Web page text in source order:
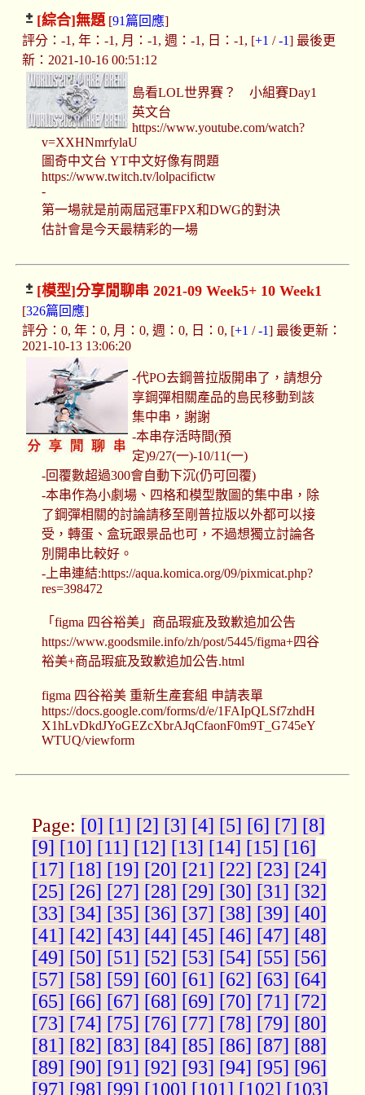
[綜合]無題[91篇回應]
評分：-1, 年：-1, 月：-1, 週：-1, 日：-1, [+1 /-1] 最後更
新：2021-10-16 00:51:12
島看LOL世界賽？ 小組賽Day1
英文台
https://www.youtube.com/watch?
v=XXHNmrfylaU
圖奇中文台 YT中文好像有問題
https://www.twitch.tv/lolpacifictw
-
第一場就是前兩屆冠軍FPX和DWG的對決
估計會是今天最精彩的一場
[模型]分享閒聊串 2021-09 Week5+ 10 Week1
[326篇回應]
評分：0, 年：0, 月：0, 週：0, 日：0, [+1 /-1] 最後更新：
2021-10-13 13:06:20
-代PO去鋼普拉版開串了，請想分
享鋼彈相關產品的島民移動到該
集中串，謝謝
-本串存活時間(預
定)9/27(一)-10/11(一)
-回覆數超過300會自動下沉(仍可回覆)
-本串作為小劇場、四格和模型散圖的集中串，除
了鋼彈相關的討論請移至剛普拉版以外都可以接
受，轉蛋、盒玩跟景品也可，不過想獨立討論各
別開串比較好。
-上串連結:https://aqua.komica.org/09/pixmicat.php?
res=398472
「figma 四谷裕美」商品瑕疵及致歉追加公告
https://www.goodsmile.info/zh/post/5445/figma+四谷
裕美+商品瑕疵及致歉追加公告.html
figma 四谷裕美 重新生產套組 申請表單
https://docs.google.com/forms/d/e/1FAIpQLSf7zhdH
X1hLvDkdJYoGEZcXbrAJqCfaonF0m9T_G745eY
WTUQ/viewform
Page: [0] [1] [2] [3] [4] [5] [6] [7] [8]
[9] [10] [11] [12] [13] [14] [15] [16]
[17] [18] [19] [20] [21] [22] [23] [24]
[25] [26] [27] [28] [29] [30] [31] [32]
[33] [34] [35] [36] [37] [38] [39] [40]
[41] [42] [43] [44] [45] [46] [47] [48]
[49] [50] [51] [52] [53] [54] [55] [56]
[57] [58] [59] [60] [61] [62] [63] [64]
[65] [66] [67] [68] [69] [70] [71] [72]
[73] [74] [75] [76] [77] [78] [79] [80]
[81] [82] [83] [84] [85] [86] [87] [88]
[89] [90] [91] [92] [93] [94] [95] [96]
[97] [98] [99] [100] [101] [102] [103]